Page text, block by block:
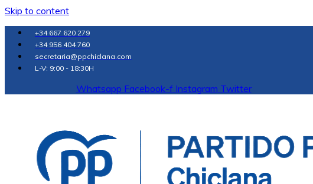
Skip to content
+34 667 620 279
+34 956 404 760
secretaria@ppchiclana.com
L-V: 9:00 - 18:30H
Whatsapp Facebook-f Instagram Twitter